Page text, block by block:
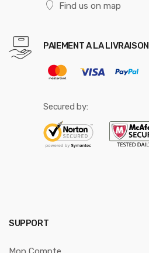
Find us on map
PAIEMENT A LA
Secured by:
SUPPORT